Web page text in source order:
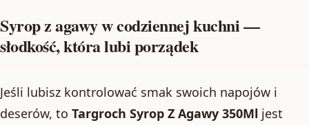
Syrop z agawy w codziennej kuchni —
słodkość, która lubi porządek
Jeśli lubisz kontrolować smak swoich napojów i
deserów, to Targroch Syrop Z Agawy 350Ml jest